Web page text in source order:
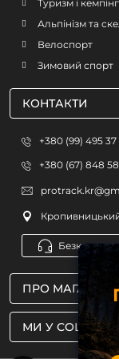
МИ У
ПРО МАГАЗИН
Туризм і кемпінг
Альпінізм та
Велоспорт
Зимовий спорт
КОНТАКТИ
+380 (99) 495 37
+380 (67) 848 58